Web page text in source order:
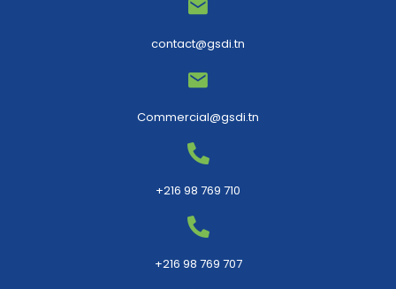
contact@gsdi.tn
Commercial@gsdi.tn
+216 98 769 710
+216 98 769 707